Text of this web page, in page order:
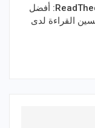
موقع ReadTheory: أفضل
القراءة لدى